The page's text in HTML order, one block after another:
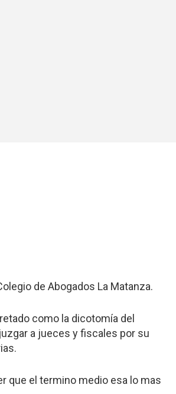
de Abogados La Matanza.
como la dicotomía del
a jueces y fiscales por su
que el termino medio esa lo mas